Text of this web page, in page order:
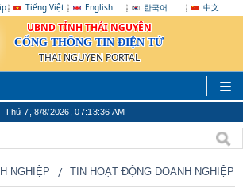
Tiếng Việt English 한국어 中文
UBND TỈNH THÁI NGUYÊN
CỔNG THÔNG TIN ĐIỆN TỬ
THAI NGUYEN PORTAL
Thứ 7, 8/8/2026, 07:13:38 AM
NGHIỆP TIN HOẠT ĐỘNG DOANH NGHIỆP